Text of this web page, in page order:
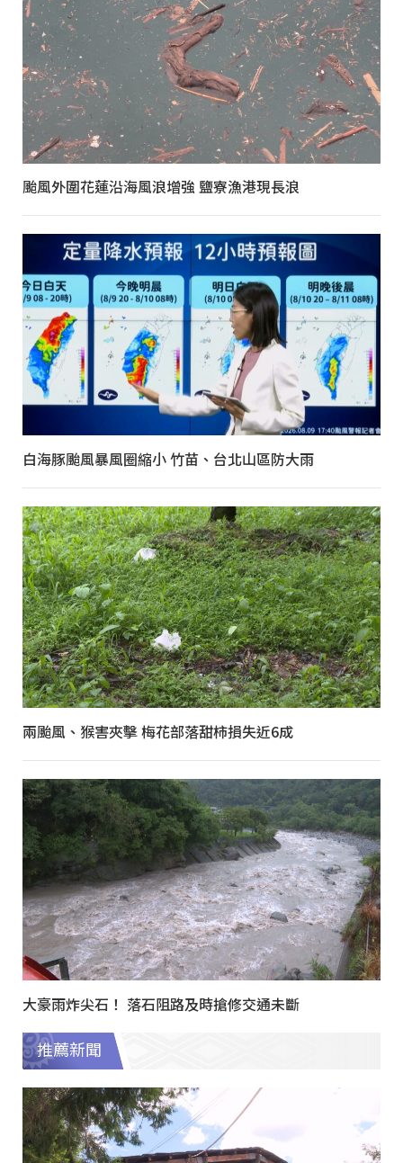
颱風外圍花蓮沿海風浪增強 鹽寮漁港現長浪
白海豚颱風暴風圈縮小 竹苗、台北山區防大雨
兩颱風、猴害夾擊 梅花部落甜柿損失近6成
大豪雨炸尖石！ 落石阻路及時搶修交通未斷
推薦新聞